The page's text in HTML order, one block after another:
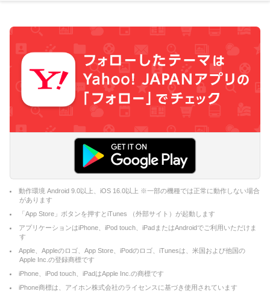
動作環境 Android 9.0以上、iOS 16.0以上 ※一部の機種では正常に動作しない場合
があります
「App Store」ボタンを押すとiTunes （外部サイト）が起動します
アプリケーションはiPhone、iPod touch、iPadまたはAndroidでご利用いただけま
す
Apple、Appleのロゴ、App Store、iPodのロゴ、iTunesは、米国および他国の
Apple Inc.の登録商標です
iPhone、iPod touch、iPadはApple Inc.の商標です
iPhone商標は、アイホン株式会社のライセンスに基づき使用されています